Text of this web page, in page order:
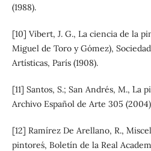
(1988).
[10] Vibert, J. G., La ciencia de la
Miguel de Toro y Gómez),
Artísticas, París (1908).
[11] Santos, S.; San Andrés, M., `La
Archivo Español de Arte 305
[12] Ramírez De Arellano, R.,
pintores´, Boletín de la Real